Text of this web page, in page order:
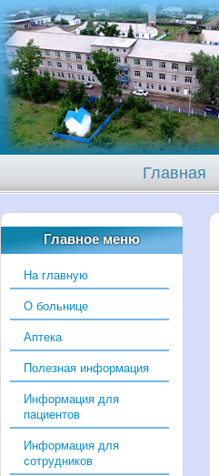
Главная
Главное меню
На главную
О больнице
Аптека
Полезная информация
Информация для
пациентов
Информация для
сотрудников